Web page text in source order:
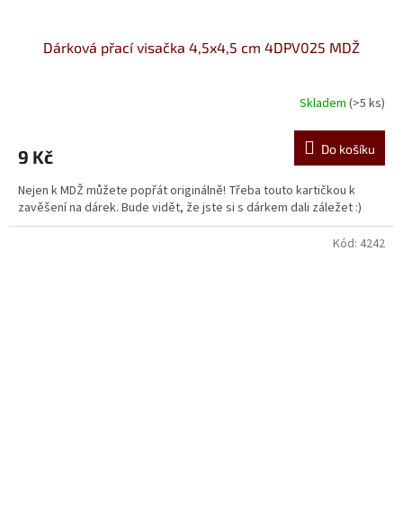
Dárková přací visačka 4,5x4,5 cm 4DPV025 MDŽ
Skladem (>5 ks)
9 Kč Do košíku
Nejen k MDŽ můžete popřát originálně! Třeba touto kartičkou k
zavěšení na dárek. Bude vidět, že jste si s dárkem dali záležet :)
Kód: 4242